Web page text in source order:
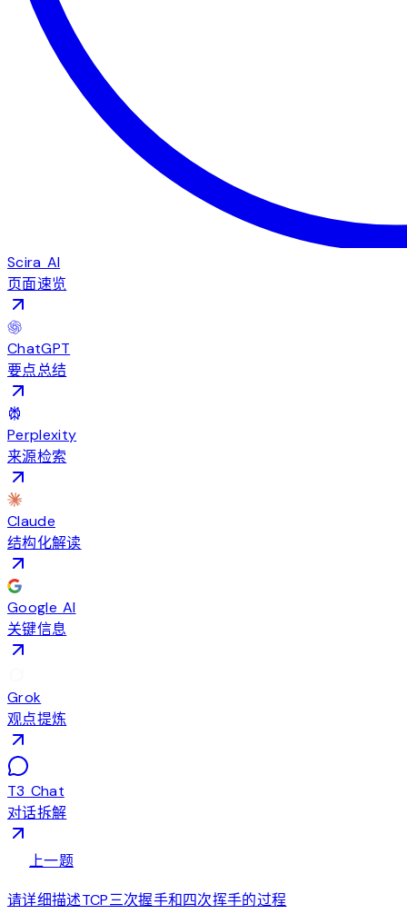
Scira AI
页面速览
ChatGPT
要点总结
Perplexity
来源检索
Claude
结构化解读
Google AI
关键信息
Grok
观点提炼
T3 Chat
对话拆解
上一题
请详细描述TCP三次握手和四次挥手的过程